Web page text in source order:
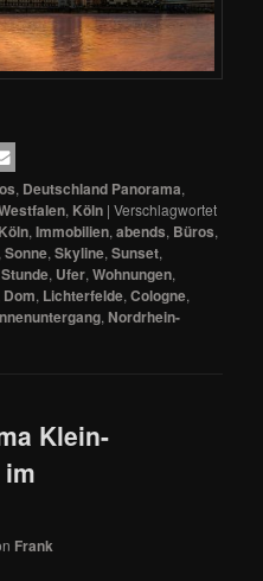
, Deutschland Panorama,
, Köln |Verschlagwortet
Köln,Immobilien,abends, Büros,
,Sonne,Skyline,Sunset,
, Ufer,Wohnungen,
Dom, Lichterfelde,Cologne,
, Nordrhein-
Klein-
Frank